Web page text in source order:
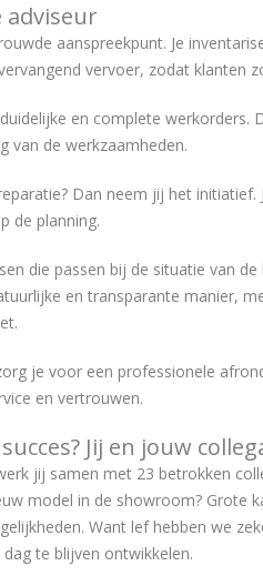
adviseur
aanspreekpunt. Je
vervoer, zodat klanten
en complete
van de werkzaamheden.
Dan neem jij het
de planning.
die passen bij de situatie van
en transparante manier,
je voor een professionele
en vertrouwen.
Jij en jouw
jij samen met 23 betrokken
model in de showroom? Grote
Want lef hebben we
te blijven ontwikkelen.